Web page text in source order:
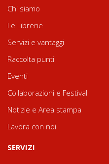
Chi siamo
Le Librerie
Servizi e vantaggi
Raccolta punti
Eventi
Collaborazioni e Festival
Notizie e Area stampa
Lavora con noi
SERVIZI